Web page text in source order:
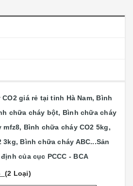
giá rẻ tại tỉnh Hà Nam, Bình
chữa cháy bột, Bình chữa cháy
Bình chữa cháy CO2 5kg,
3kg, Bình chữa cháy ABC...Sản
của cục PCCC - BCA
(2 Loại)